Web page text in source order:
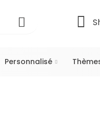
Personnalisé